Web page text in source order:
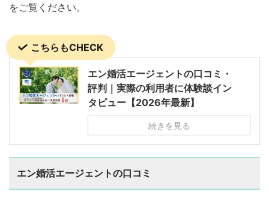
をご覧ください。
こちらもCHECK
エン婚活エージェントの口コミ・
評判｜実際の利用者に体験談イン
タビュー【2026年最新】
続きを見る
エン婚活エージェントの口コミ